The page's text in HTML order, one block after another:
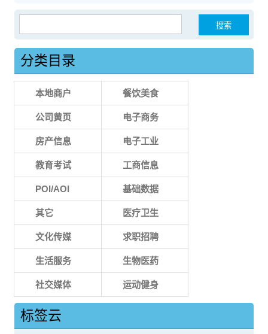
分类目录
本地商户 餐饮美食
公司黄页 电子商务
房产信息 电子工业
教育考试 工商信息
POI/AOI 基础数据
其它 医疗卫生
文化传媒 求职招聘
生活服务 生物医药
社交媒体 运动健身
标签云